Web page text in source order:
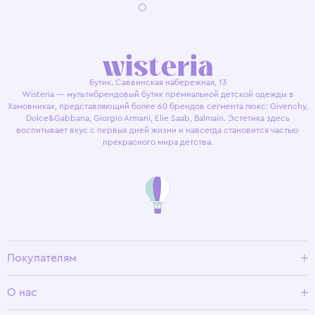
Бутик. Саввинская набережная, 13
Wisteria — мультибрендовый бутик премиальной детской одежды в
Хамовниках, представляющий более 60 брендов сегмента люкс: Givenchy,
Dolce&Gabbana, Giorgio Armani, Elie Saab, Balmain. Эстетика здесь
воспитывает вкус с первых дней жизни и навсегда становится частью
прекрасного мира детства.
Покупателям
Условия возврата
О нас